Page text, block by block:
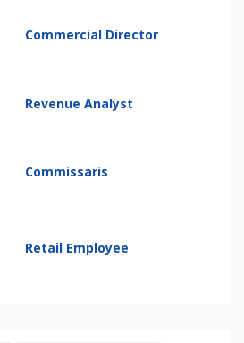
Commercial Director
Revenue Analyst
Commissaris
Retail Employee